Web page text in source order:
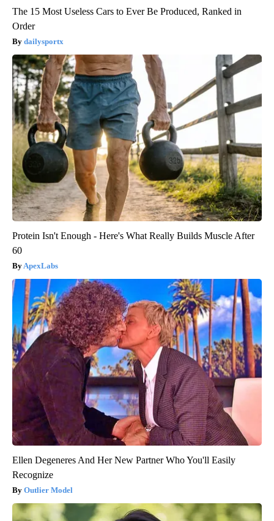
The 15 Most Useless Cars to Ever Be Produced, Ranked in
Order
dailysportx
Protein Isn't Enough - Here's What Really Builds Muscle After
60
ApexLabs
Ellen Degeneres And Her New Partner Who You'll Easily
Recognize
Outlier Model